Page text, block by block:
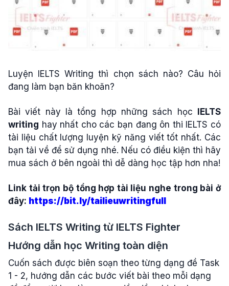
Luyện IELTS Writing thì chọn sách nào? Câu hỏi
đang làm bạn băn khoăn?
Bài viết này là tổng hợp những sách học IELTS
writing hay nhất cho các bạn đang ôn thi IELTS có
tài liệu chất lượng luyện kỹ năng viết tốt nhất. Các
bạn tải về để sử dụng nhé. Nếu có điều kiện thì hãy
mua sách ở bên ngoài thì dễ dàng học tập hơn nha!
Link tải trọn bộ tổng hợp tài liệu nghe trong bài ở
đây: https://bit.ly/tailieuwritingfull
Sách IELTS Writing từ IELTS Fighter
Hướng dẫn học Writing toàn diện
Cuốn sách được biên soạn theo từng dạng đề Task
1 - 2, hướng dẫn các bước viết bài theo mỗi dạng